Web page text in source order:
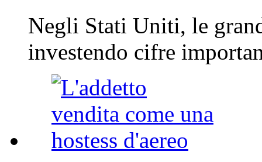
Negli Stati Uniti, le
investendo cifre